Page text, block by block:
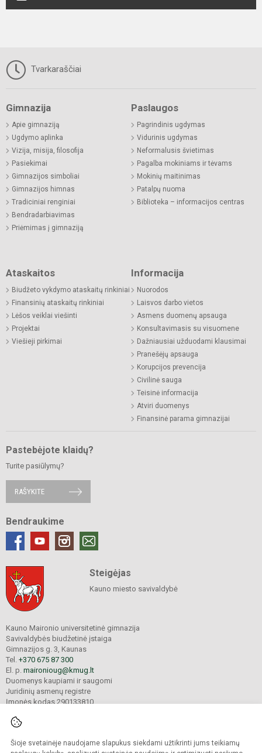
Šioje svetainėje naudojame slapukus siekdami užtikrinti jums teikiamų
Tvarkaraščiai
Gimnazija
Apie gimnaziją
Ugdymo aplinka
Vizija, misija, filosofija
Pasiekimai
Gimnazijos simboliai
Gimnazijos himnas
Tradiciniai renginiai
Bendradarbiavimas
Priėmimas į gimnaziją
Paslaugos
Pagrindinis ugdymas
Vidurinis ugdymas
Neformalusis švietimas
Pagalba mokiniams ir tėvams
Mokinių maitinimas
Patalpų nuoma
Biblioteka – informacijos centras
Ataskaitos
Biudžeto vykdymo ataskaitų rinkiniai
Finansinių ataskaitų rinkiniai
Lėšos veiklai viešinti
Projektai
Viešieji pirkimai
Informacija
Nuorodos
Laisvos darbo vietos
Asmens duomenų apsauga
Konsultavimasis su visuomene
Dažniausiai užduodami klausimai
Pranešėjų apsauga
Korupcijos prevencija
Civilinė sauga
Teisinė informacija
Atviri duomenys
Finansinė parama gimnazijai
Pastebėjote klaidų?
Turite pasiūlymų?
RAŠYKITE
Bendraukime
Steigėjas
Kauno miesto savivaldybė
Kauno Maironio universitetinė gimnazija
Savivaldybės biudžetinė įstaiga
Gimnazijos g. 3, Kaunas
Tel. +370 675 87 300
El. p. maironioug@kmug.lt
Duomenys kaupiami ir saugomi
Juridinių asmenų registre
Įmonės kodas 290133810
© 2025. Kauno Maironio universitetinė gimnazija. Visos teisės saugomos.